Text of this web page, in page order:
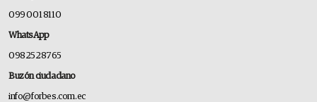
099 001 8110
WhatsApp
0982528765
Buzón ciudadano
info@forbes.com.ec